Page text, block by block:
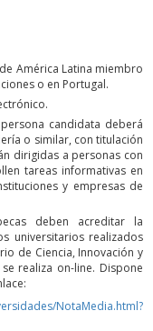
América Latina miembro
o en Portugal.
candidata deberá
o similar, con titulación
dirigidas a personas con
tareas informativas en
y empresas de
deben acreditar la
universitarios realizados
de Ciencia, Innovación y
realiza on-line. Dispone
NotaMedia.html?